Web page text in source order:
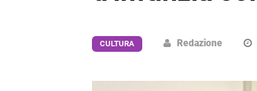
CULTURA Redazione